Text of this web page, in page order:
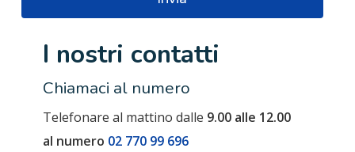
I nostri contatti
Chiamaci al numero
Telefonare al mattino dalle 9.00 alle 12.00
al numero 02 770 99 696